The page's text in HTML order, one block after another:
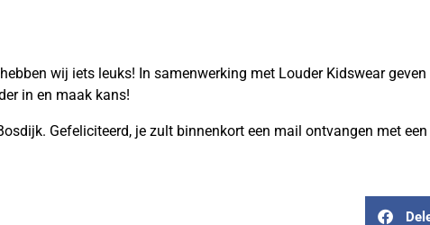
wij iets leuks! In samenwerking met Louder Kidswear
in en maak kans!
Gefeliciteerd, je zult binnenkort een mail ontvangen met